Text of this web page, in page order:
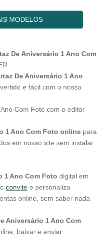
MODELOS
De Aniversário 1 Ano Com
De Aniversário 1 Ano
e fácil com o nosso
Com Foto com o editor
1 Ano Com Foto online para
em nosso site sem instalar
1 Ano Com Foto digital em
convite e personaliza
online, sem saber nada
Aniversário 1 Ano Com
baixar e enviar